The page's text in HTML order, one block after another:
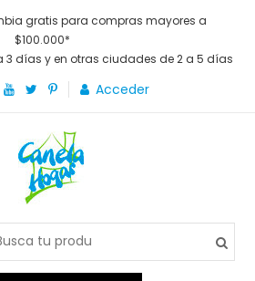
gratis para compras mayores a
$100.000*
3 días y en otras ciudades de 2 a 5 días
Acceder
para grandes y chicos, además de lo
saber para disfrutar tu hogar.